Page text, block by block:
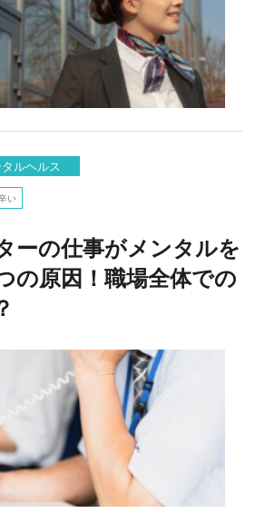
ルヘルス
い
ーの仕事がメンタルを
の原因！職場全体での